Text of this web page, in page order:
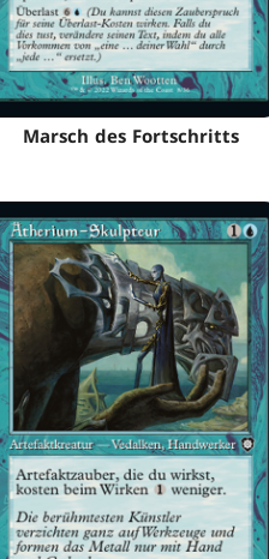
Marsch des Fortschritts